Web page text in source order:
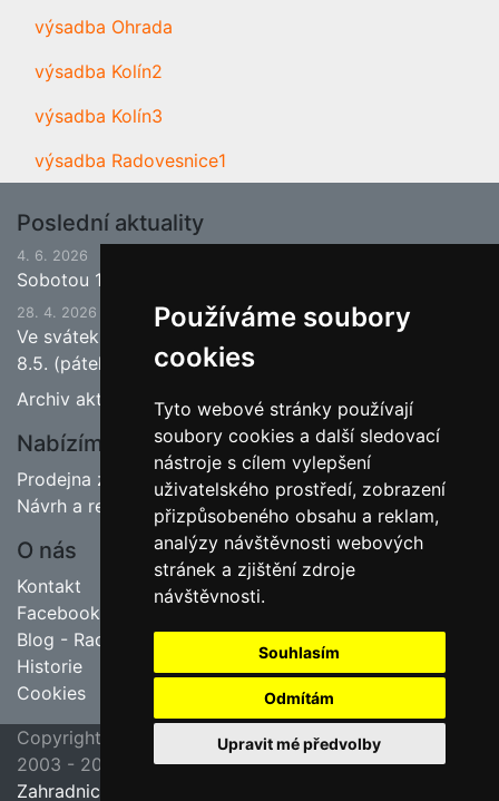
Používáme soubory
cookies
Tyto webové stránky používají
soubory cookies a další sledovací
nástroje s cílem vylepšení
uživatelského prostředí, zobrazení
přizpůsobeného obsahu a reklam,
analýzy návštěvnosti webových
stránek a zjištění zdroje
návštěvnosti.
Souhlasím
Odmítám
Upravit mé předvolby
výsadba Ohrada
výsadba Kolín2
výsadba Kolín3
výsadba Radovesnice1
Poslední aktuality
4. 6. 2026
Sobotou 13.6.2026 bude ukončena jarní sezona.
28. 4. 2026
Ve svátek 1.5. (pátek) bude naše prodejna zavřena a
8.5. (pátek) bude otevřeno.
Archiv aktualit
Nabízíme
Prodejna zahradnictví
Návrh a realizace zahrad
O nás
Kontakt
Facebook
Blog - Rady pro zahrádkáře
Historie
Cookies
poslední aktualizace 23. 7. 2026 09:45
Jipas - tvorba internetových stránek
Copyright ©
2003 - 2026
Zahradnictví Hruška, Velim u Kolína